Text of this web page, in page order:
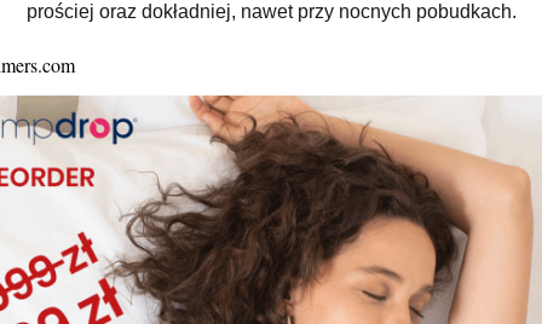
Oswoić NPR Live: Obserwacja Śluzu w metodzie LMM
prościej oraz dokładniej, nawet przy nocnych pobudkach.